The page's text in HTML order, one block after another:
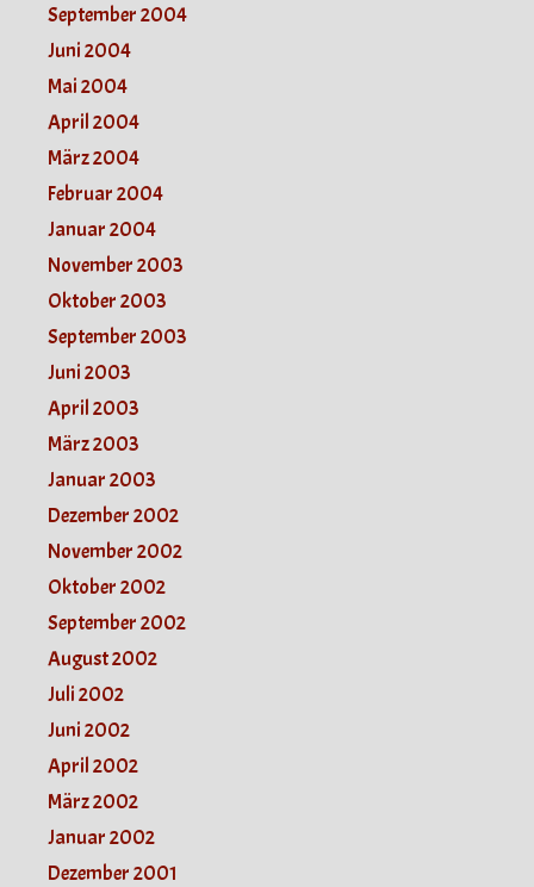
September 2004
Juni 2004
Mai 2004
April 2004
März 2004
Februar 2004
Januar 2004
November 2003
Oktober 2003
September 2003
Juni 2003
April 2003
März 2003
Januar 2003
Dezember 2002
November 2002
Oktober 2002
September 2002
August 2002
Juli 2002
Juni 2002
April 2002
März 2002
Januar 2002
Dezember 2001